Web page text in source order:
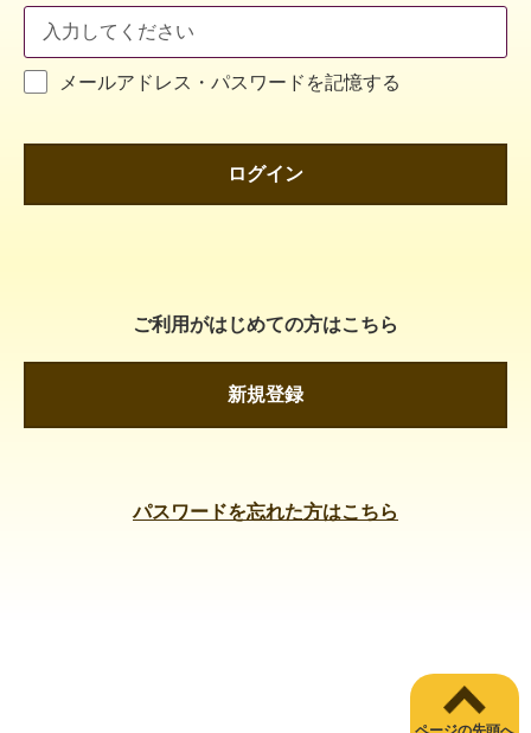
メールアドレス・パスワードを記憶する
ログイン
ご利用がはじめての方はこちら
新規登録
パスワードを忘れた方はこちら